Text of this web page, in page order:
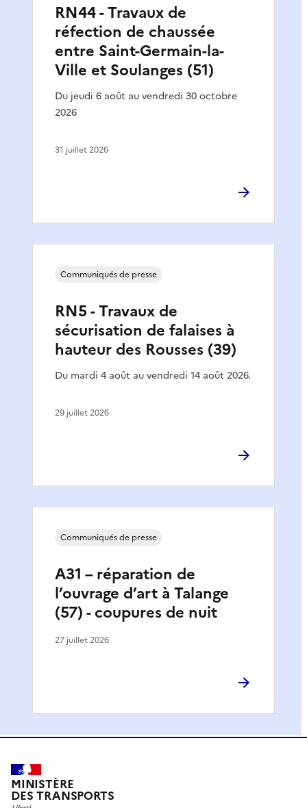
RN44 - Travaux de
réfection de chaussée
entre Saint-Germain-la-
Ville et Soulanges (51)
Du jeudi 6 août au vendredi 30 octobre
2026
31 juillet 2026
RN5 - Travaux de
sécurisation de falaises à
hauteur des Rousses (39)
Du mardi 4 août au vendredi 14 août 2026.
Communiqués de presse
29 juillet 2026
A31 – réparation de
l’ouvrage d’art à Talange
(57) - coupures de nuit
Communiqués de presse
27 juillet 2026
MINISTÈRE
DES TRANSPORTS